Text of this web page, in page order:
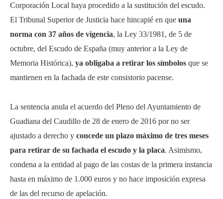
Corporación Local haya procedido a la sustitución del escudo.
El Tribunal Superior de Justicia hace hincapié en que una
norma con 37 años de vigencia, la Ley 33/1981, de 5 de
octubre, del Escudo de España (muy anterior a la Ley de
Memoria Histórica), ya obligaba a retirar los símbolos que se
mantienen en la fachada de este consistorio pacense.
La sentencia anula el acuerdo del Pleno del Ayuntamiento de
Guadiana del Caudillo de 28 de enero de 2016 por no ser
ajustado a derecho y concede un plazo máximo de tres meses
para retirar de su fachada el escudo y la placa. Asimismo,
condena a la entidad al pago de las costas de la primera instancia
hasta en máximo de 1.000 euros y no hace imposición expresa
de las del recurso de apelación.